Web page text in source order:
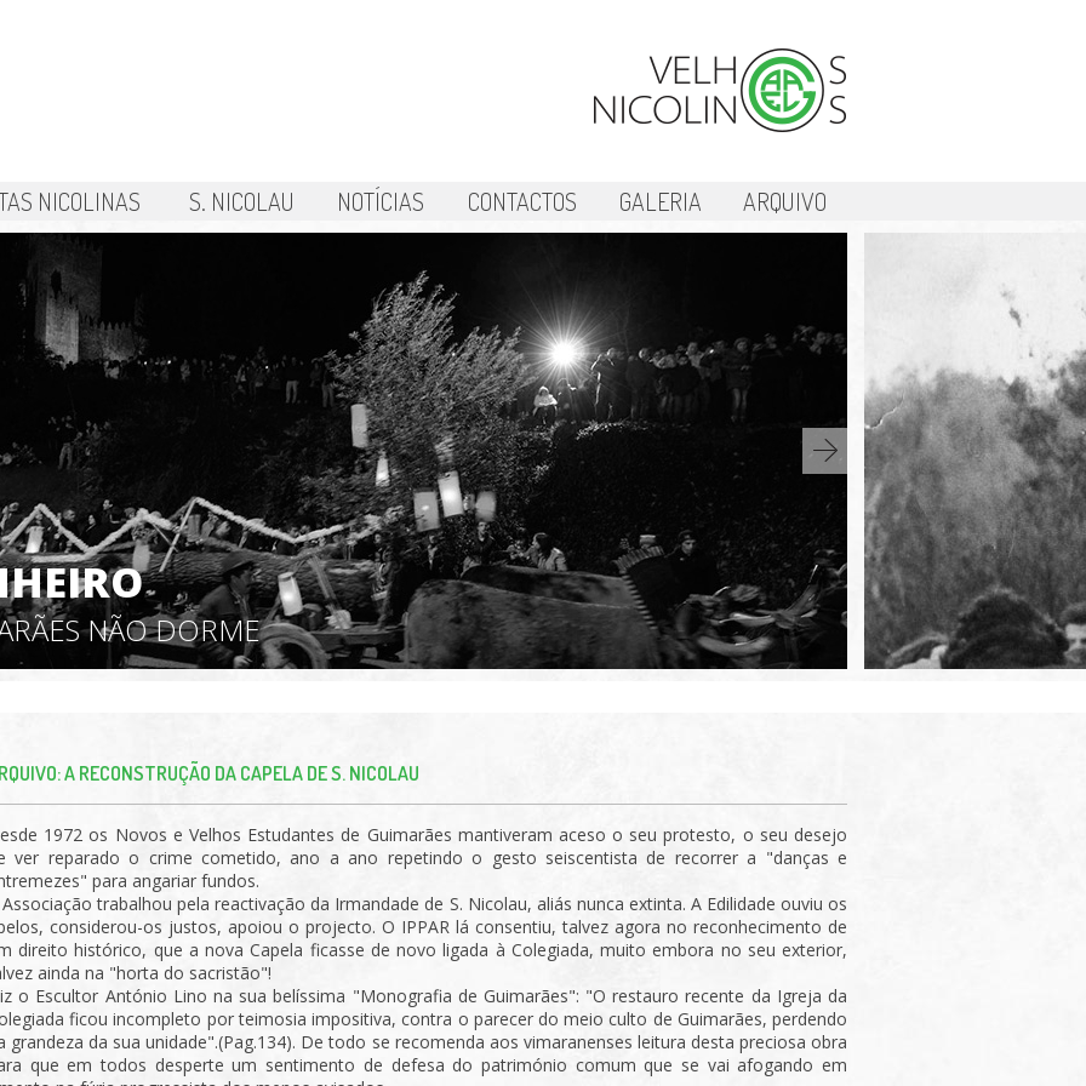
NICOLINAS S. NICOLAU NOTÍCIAS CONTACTOS GALERIA ARQUIVO
NÃO DORME
A RECONSTRUÇÃO DA CAPELA DE S. NICOLAU
1972 os Novos e Velhos Estudantes de Guimarães mantiveram aceso o seu protesto, o seu desejo
ver reparado o crime cometido, ano a ano repetindo o gesto seiscentista de recorrer a "danças e
para angariar fundos.
trabalhou pela reactivação da Irmandade de S. Nicolau, aliás nunca extinta. A Edilidade ouviu os
considerou-os justos, apoiou o projecto. O IPPAR lá consentiu, talvez agora no reconhecimento de
direito histórico, que a nova Capela ficasse de novo ligada à Colegiada, muito embora no seu exterior,
ainda na "horta do sacristão"!
o Escultor António Lino na sua belíssima "Monografia de Guimarães": "O restauro recente da Igreja da
ficou incompleto por teimosia impositiva, contra o parecer do meio culto de Guimarães, perdendo
grandeza da sua unidade".(Pag.134). De todo se recomenda aos vimaranenses leitura desta preciosa obra
que em todos desperte um sentimento de defesa do património comum que se vai afogando em